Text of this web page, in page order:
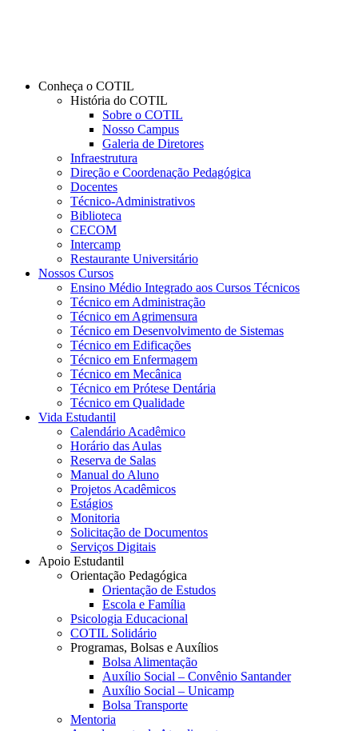
Conheça o COTIL
História do COTIL
Sobre o COTIL
Nosso Campus
Galeria de Diretores
Infraestrutura
Direção e Coordenação Pedagógica
Docentes
Técnico-Administrativos
Biblioteca
CECOM
Intercamp
Restaurante Universitário
Nossos Cursos
Ensino Médio Integrado aos Cursos Técnicos
Técnico em Administração
Técnico em Agrimensura
Técnico em Desenvolvimento de Sistemas
Técnico em Edificações
Técnico em Enfermagem
Técnico em Mecânica
Técnico em Prótese Dentária
Técnico em Qualidade
Vida Estudantil
Calendário Acadêmico
Horário das Aulas
Reserva de Salas
Manual do Aluno
Projetos Acadêmicos
Estágios
Monitoria
Solicitação de Documentos
Serviços Digitais
Apoio Estudantil
Orientação Pedagógica
Orientação de Estudos
Escola e Família
Psicologia Educacional
COTIL Solidário
Programas, Bolsas e Auxílios
Bolsa Alimentação
Auxílio Social – Convênio Santander
Auxílio Social – Unicamp
Bolsa Transporte
Mentoria